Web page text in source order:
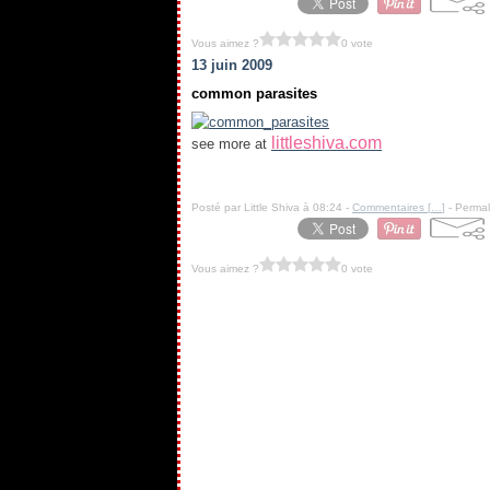
Vous aimez ? 0 vote
13 juin 2009
common parasites
see more at littleshiva.com
Posté par Little Shiva à 08:24 - Commentaires [ ] -
Vous aimez ? 0 vote